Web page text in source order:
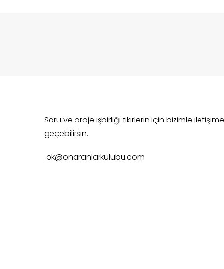
Soru ve proje işbirliği fikirlerin için bizimle iletişime
geçebilirsin.
ok@onaranlarkulubu.com